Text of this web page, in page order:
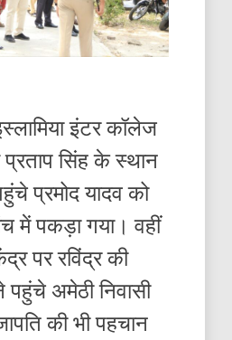
इंटर कॉलेज
सिंह के स्थान
प्रमोद यादव को
में पकड़ा गया। वहीं
पर रविंद्र की
पहुंचे अमेठी निवासी
की भी पहचान